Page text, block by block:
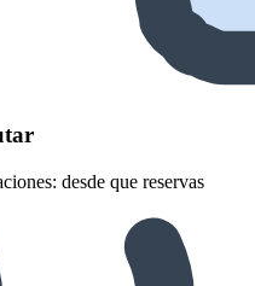
desde que reservas